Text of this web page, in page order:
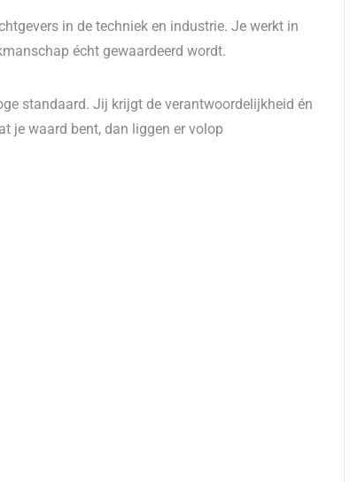
in de techniek en industrie. Je werkt in
écht gewaardeerd wordt.
standaard. Jij krijgt de verantwoordelijkheid én
je waard bent, dan liggen er volop